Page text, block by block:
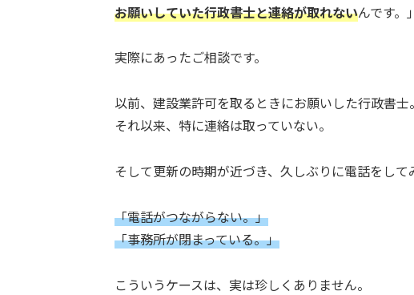
お願いしていた行政書士と連絡が取れないんです。」
実際にあったご相談です。
以前、建設業許可を取るときにお願いした行政書士。
それ以来、特に連絡は取っていない。
そして更新の時期が近づき、久しぶりに電話をし
「電話がつながらない。」
「事務所が閉まっている。」
こういうケースは、実は珍しくありません。